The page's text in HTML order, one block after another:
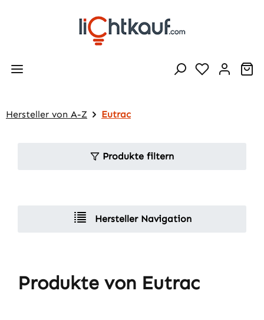
Zum Hauptinhalt springen
Hersteller von A-Z Eutrac
Produkte filtern
Hersteller Navigation
Produkte von Eutrac